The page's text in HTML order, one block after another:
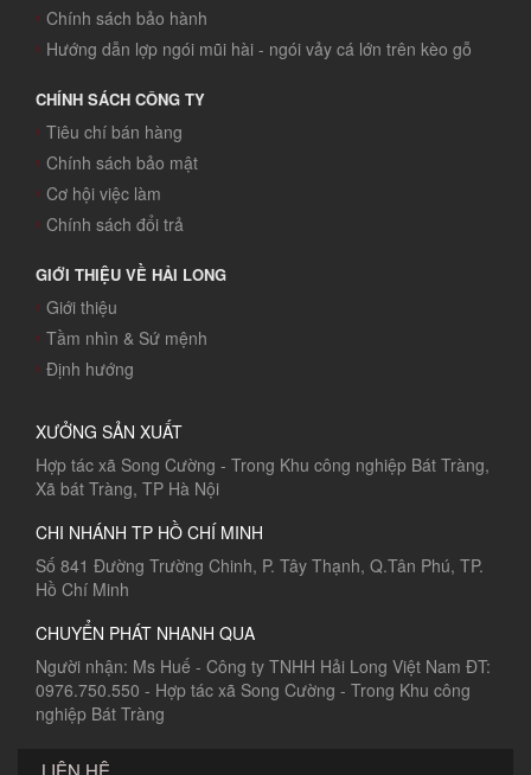
Chính sách bảo hành
Hướng dẫn lợp ngói mũi hài - ngói vảy cá lớn trên kèo gỗ
CHÍNH SÁCH CÔNG TY
Tiêu chí bán hàng
Chính sách bảo mật
Cơ hội việc làm
Chính sách đổi trả
GIỚI THIỆU VỀ HẢI LONG
Giới thiệu
Tầm nhìn & Sứ mệnh
Định hướng
XƯỞNG SẢN XUẤT
Hợp tác xã Song Cường - Trong Khu công nghiệp Bát Tràng,
Xã bát Tràng, TP Hà Nội
CHI NHÁNH TP HỒ CHÍ MINH
Số 841 Đường Trường Chinh, P. Tây Thạnh, Q.Tân Phú, TP.
Hồ Chí Minh
CHUYỂN PHÁT NHANH QUA
Người nhận: Ms Huế - Công ty TNHH Hải Long Việt Nam ĐT:
0976.750.550 - Hợp tác xã Song Cường - Trong Khu công
nghiệp Bát Tràng
LIÊN HỆ